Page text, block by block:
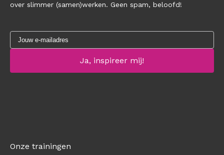
over slimmer (samen)werken. Geen spam, beloofd!
Onze trainingen